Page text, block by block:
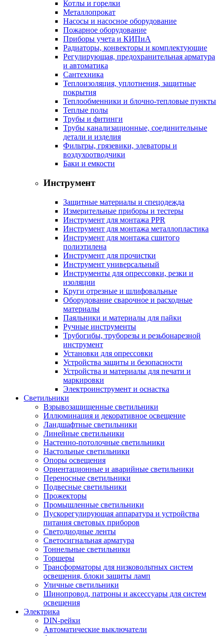
Котлы и горелки
Металлопрокат
Насосы и насосное оборудование
Пожарное оборудование
Приборы учета и КИПиА
Радиаторы, конвекторы и комплектующие
Регулирующая, предохранительная арматура
и автоматика
Сантехника
Теплоизоляция, уплотнения, защитные
покрытия
Теплообменники и блочно-тепловые пункты
Теплые полы
Трубы и фитинги
Трубы канализационные, соединительные
детали и изделия
Фильтры, грязевики, элеваторы и
воздухоотводчики
Баки и емкости
Инструмент
Защитные материалы и спецодежда
Измерительные приборы и тестеры
Инструмент для монтажа PPR
Инструмент для монтажа металлопластика
Инструмент для монтажа сшитого
полиэтилена
Инструмент для прочистки
Инструмент универсальный
Инструменты для опрессовки, резки и
изоляции
Круги отрезные и шлифовальные
Оборудование сварочное и расходные
материалы
Паяльники и материалы для пайки
Ручные инструменты
Трубогибы, труборезы и резьбонарезной
инструмент
Установки для опрессовки
Устройства защиты и безопасности
Устройства и материалы для печати и
маркировки
Электроинструмент и оснастка
Светильники
Взрывозащищенные светильники
Иллюминация и декоративное освещение
Ландшафтные светильники
Линейные светильники
Настенно-потолочные светильники
Настольные светильники
Опоры освещения
Ориентационные и аварийные светильники
Переносные светильники
Подвесные светильники
Прожекторы
Промышленные светильники
Пускорегулирующая аппаратура и устройства
питания световых приборов
Светодиодные ленты
Светосигнальная арматура
Тоннельные светильники
Торшеры
Трансформаторы для низковольтных систем
освещения, блоки защиты ламп
Уличные светильники
Шинопровод, патроны и аксессуары для систем
освещения
Электрика
DIN-рейки
Автоматические выключатели